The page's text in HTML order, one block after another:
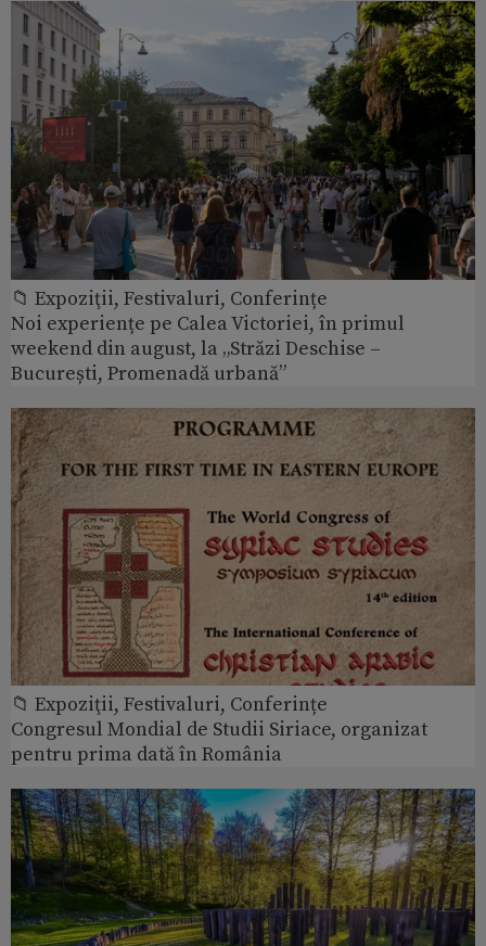
📁 Expoziţii, Festivaluri, Conferințe
Noi experiențe pe Calea Victoriei, în primul
weekend din august, la „Străzi Deschise –
București, Promenadă urbană”
📁 Expoziţii, Festivaluri, Conferințe
Congresul Mondial de Studii Siriace, organizat
pentru prima dată în România